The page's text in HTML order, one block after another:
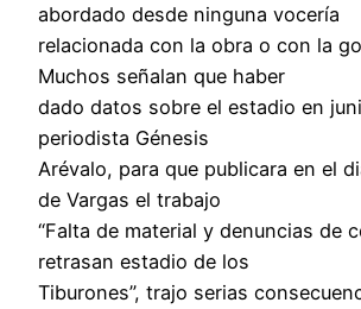
abordado desde ninguna vocería
relacionada con la obra o con la
Muchos señalan que haber
dado datos sobre el estadio en
periodista Génesis
Arévalo, para que publicara en el
de Vargas el trabajo
“Falta de material y denuncias de
retrasan estadio de los
Tiburones”, trajo serias